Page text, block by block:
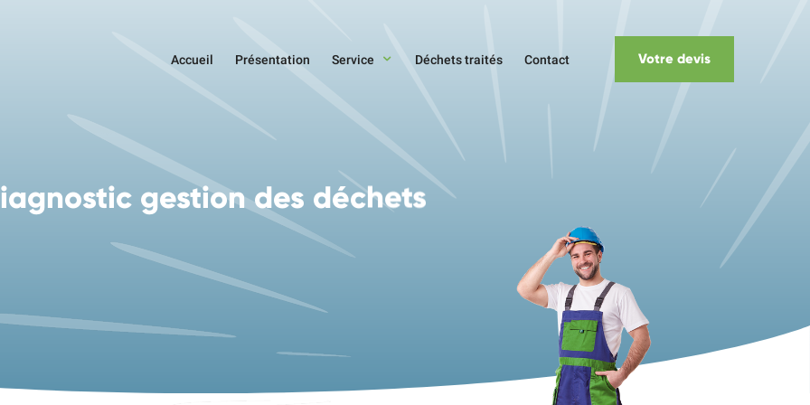
Accueil Présentation Service Déchets traités Contact Votre devis
gestion des déchets